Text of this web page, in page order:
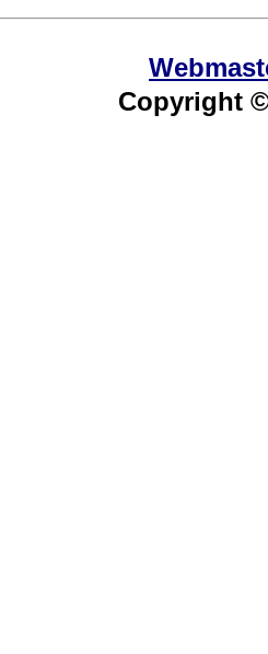
Copyright ©